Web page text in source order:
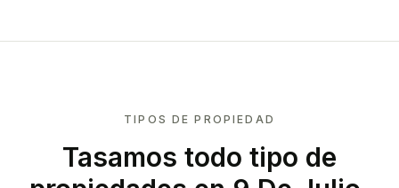
TIPOS DE PROPIEDAD
Tasamos todo tipo de